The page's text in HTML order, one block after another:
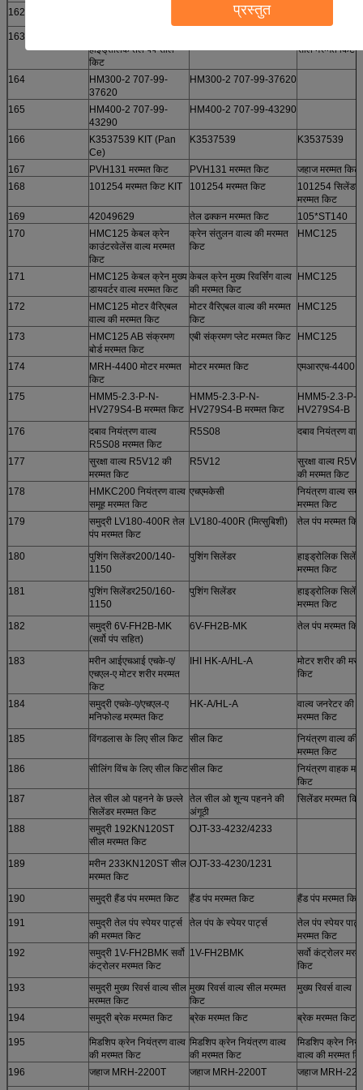
प्रस्तुत
162
क्रेन सिलेंडर
163
हाइड्रोलिक तेल पंप सील
किट
सील मरम्मत किट
164
HM300-2 707-99-
37620
HM300-2 707-99-37620
165
HM400-2 707-99-
43290
HM400-2 707-99-43290
166
K3537539 KIT (Pan
Ce)
K3537539 K3537539
167 PVH131 मरम्मत किट PVH131 मरम्मत किट
जहाज मरम्मत किट
168
101254 मरम्मत किट KIT 101254 मरम्मत किट
101254 सिलेंडर
मरम्मत किट
169
42049629 तेल ढक्कन मरम्मत किट
105*ST140
170
HMC125 केबल क्रेन
काउंटरवेलेंस वाल्व मरम्मत
किट
क्रेन संतुलन वाल्व की मरम्मत
किट
HMC125
171
HMC125 केबल क्रेन मुख्य
डायवर्टर वाल्व मरम्मत किट
केबल क्रेन मुख्य रिवर्सिंग वाल्व
की मरम्मत किट
HMC125
172
HMC125 मोटर वैरिएबल
वाल्व की मरम्मत किट
मोटर वैरिएबल वाल्व की मरम्मत
किट
HMC125
173
HMC125 AB संक्रमण
बोर्ड मरम्मत किट
एबी संक्रमण प्लेट मरम्मत किट HMC125
174
MRH-4400 मोटर मरम्मत
किट
मोटर मरम्मत किट एमआरएच-4400
175
HMM5-2.3-P-N-
HV279S4-B मरम्मत किट
HMM5-2.3-P-N-
HV279S4-B मरम्मत किट
HMM5-2.3-P-
HV279S4-B
176
दबाव नियंत्रण वाल्व
R5S08 मरम्मत किट
R5S08 दबाव नियंत्रण
177
सुरक्षा वाल्व R5V12 की
मरम्मत किट
R5V12
सुरक्षा वाल्व
की मरम्मत किट
178
HMKC200 नियंत्रण वाल्व
समूह मरम्मत किट
एचएमकेसी
नियंत्रण वाल्व समूह
मरम्मत किट
179
समुद्री LV180-400R तेल
पंप मरम्मत किट
LV180-400R (मित्सुबिशी) तेल पंप मरम्मत किट
180
पुशिंग सिलेंडर200/140-
1150
पुशिंग सिलेंडर
हाइड्रोलिक
मरम्मत किट
181
पुशिंग सिलेंडर250/160-
1150
पुशिंग सिलेंडर
हाइड्रोलिक
मरम्मत किट
182
समुद्री 6V-FH2B-MK
(सर्वो पंप सहित)
6V-FH2B-MK तेल पंप मरम्मत किट
183
मरीन आईएचआई एचके-ए/
एचएल-ए मोटर शरीर मरम्मत
किट
IHI HK-A/HL-A
मोटर शरीर की
किट
184
समुद्री एचके-ए/एचएल-ए
मनिफोल्ड मरम्मत किट
HK-A/HL-A
वाल्व जनरेटर की
मरम्मत किट
185
विंगडलास के लिए सील किट सील किट
नियंत्रण वाल्व की
मरम्मत किट
186
सीलिंग विंच के लिए सील किटसील किट
नियंत्रण वाहक
किट
187
तेल सील ओ पहनने के छल्ले
सिलेंडर मरम्मत किट
तेल सील ओ शून्य पहनने की
अंगूठी
सिलेंडर मरम्मत
188
समुद्री 192KN120ST
सील मरम्मत किट
OJT-33-4232/4233
189
मरीन 233KN120ST सील
मरम्मत किट
OJT-33-4230/1231
190 समुद्री हैंड पंप मरम्मत किट हैंड पंप मरम्मत किट हैंड पंप मरम्मत किट
191
समुद्री तेल पंप स्पेयर पार्ट्स
की मरम्मत किट
तेल पंप के स्पेयर पार्ट्स
तेल पंप स्पेयर
मरम्मत किट
192
समुद्री 1V-FH2BMK सर्वो
कंट्रोलर मरम्मत किट
1V-FH2BMK
सर्वो कंट्रोलर
किट
193
समुद्री मुख्य रिवर्स वाल्व सील
मरम्मत किट
मुख्य रिवर्स वाल्व सील मरम्मत
किट
मुख्य रिवर्स वाल्व
194 समुद्री ब्रेक मरम्मत किट ब्रेक मरम्मत किट ब्रेक मरम्मत किट
195
मिडशिप क्रेन नियंत्रण वाल्व
की मरम्मत किट
मिडशिप क्रेन नियंत्रण वाल्व
की मरम्मत किट
मिडशिप क्रेन
वाल्व की मरम्मत
196
जहाज MRH-2200T जहाज MRH-2200T जहाज MRH-